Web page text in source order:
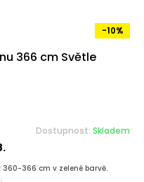
-10%
366 cm Světle
Dostupnost: Skladem
366 cm v zelené barvě.